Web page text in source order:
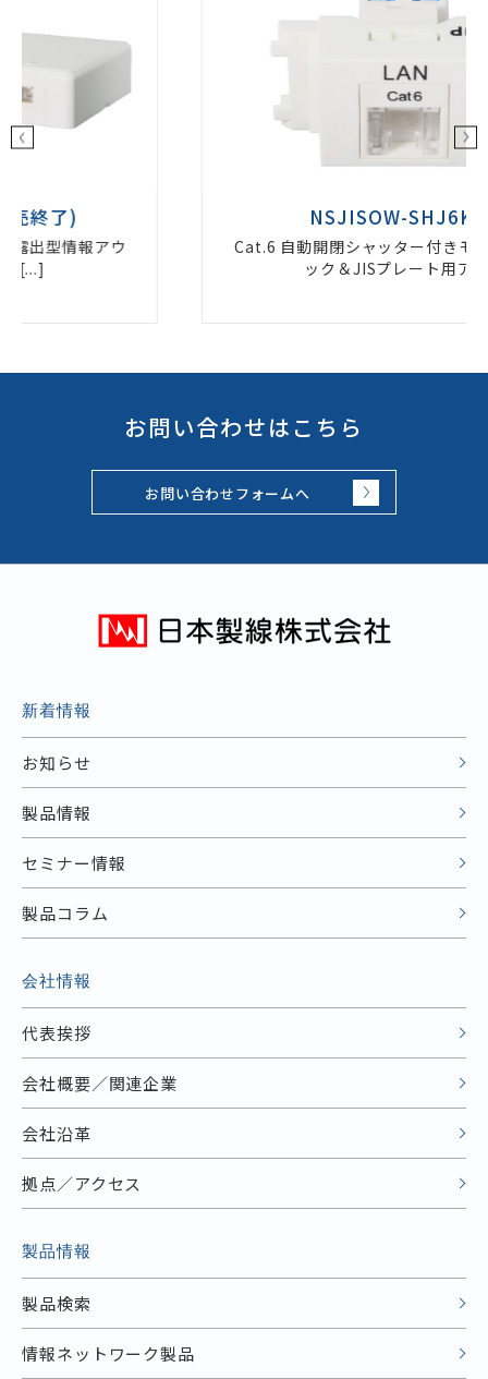
NSJISOW-SHJ6KIT
Cat.6 自動開閉シャッター付きモジュラージャ
ック＆JISプレート用ア[...]
お問い合わせはこちら
お問い合わせフォームへ
新着情報
お知らせ
製品情報
セミナー情報
製品コラム
会社情報
代表挨拶
会社概要／関連企業
会社沿革
拠点／アクセス
製品情報
製品検索
情報ネットワーク製品